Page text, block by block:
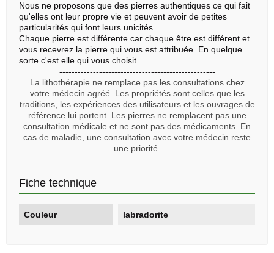
Nous ne proposons que des pierres authentiques ce qui fait
qu'elles ont leur propre vie et peuvent avoir de petites
particularités qui font leurs unicités.
Chaque pierre est différente car chaque être est différent et
vous recevrez la pierre qui vous est attribuée. En quelque
sorte c'est elle qui vous choisit.
---------------------------------------------------
La lithothérapie ne remplace pas les consultations chez
votre médecin agréé. Les propriétés sont celles que les
traditions, les expériences des utilisateurs et les ouvrages de
référence lui portent. Les pierres ne remplacent pas une
consultation médicale et ne sont pas des médicaments. En
cas de maladie, une consultation avec votre médecin reste
une priorité.
Fiche technique
Couleur labradorite